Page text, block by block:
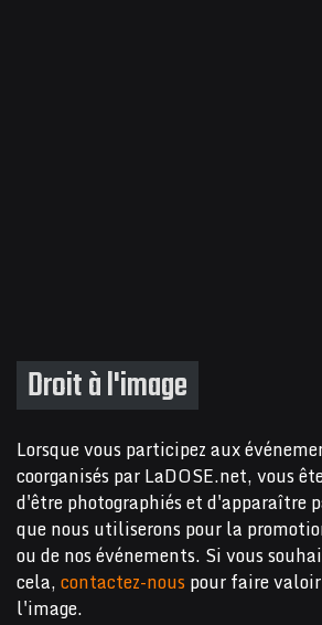
Droit à l'image
Lorsque vous participez aux
coorganisés par LaDOSE.net, vous
d'être photographiés et d'apparaître
que nous utiliserons pour la
ou de nos événements. Si vous
cela,contactez-nouspour faire
l'image.